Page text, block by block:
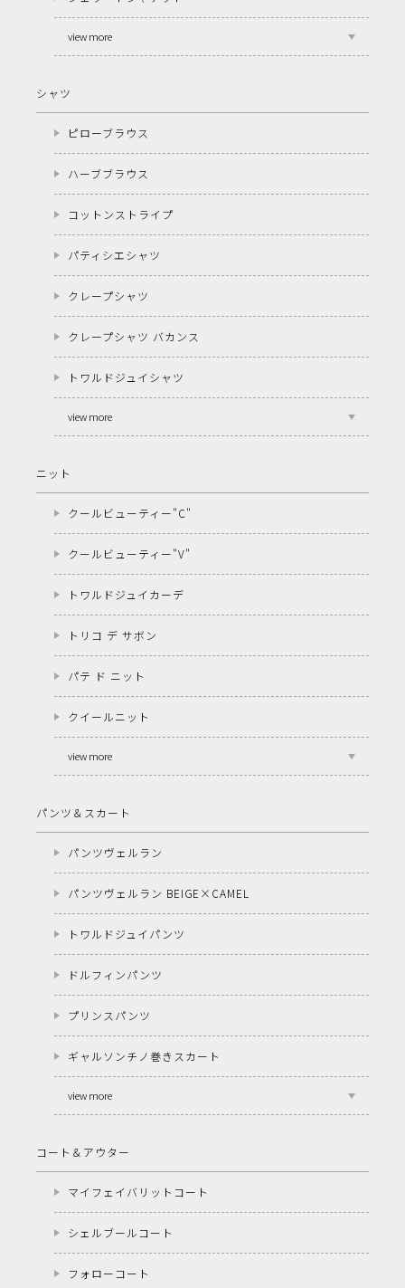
view more
シャツ
ピローブラウス
ハーブブラウス
コットンストライプ
パティシエシャツ
クレープシャツ
クレープシャツ バカンス
トワルドジュイシャツ
view more
ニット
クールビューティー"C"
クールビューティー"V"
トワルドジュイカーデ
トリコ デ サボン
パテ ド ニット
クイールニット
view more
パンツ＆スカート
パンツヴェルラン
パンツヴェルラン BEIGE×CAMEL
トワルドジュイパンツ
ドルフィンパンツ
プリンスパンツ
ギャルソンチノ巻きスカート
view more
コート＆アウター
マイフェイバリットコート
シェルブールコート
フォローコート